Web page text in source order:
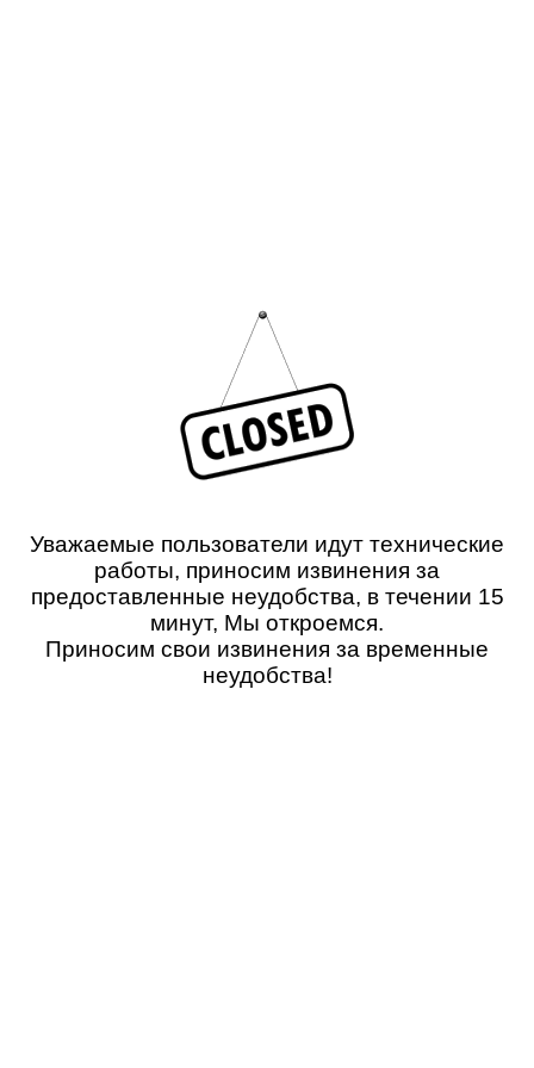
Уважаемые пользователи идут технические
работы, приносим извинения за
предоставленные неудобства, в течении 15
минут, Мы откроемся.
Приносим свои извинения за временные
неудобства!